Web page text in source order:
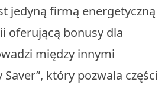
jedyną firmą energetyczną
oferującą bonusy dla
między innymi
który pozwala części